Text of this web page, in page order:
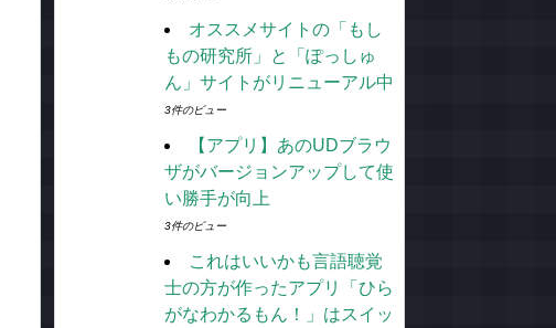
オススメサイトの「もし
もの研究所」と「ぽっしゅ
ん」サイトがリニューアル中
3件のビュー
【アプリ】あのUDブラウ
ザがバージョンアップして使
い勝手が向上
3件のビュー
これはいいかも言語聴覚
士の方が作ったアプリ「ひら
がなわかるもん！」はスイッ